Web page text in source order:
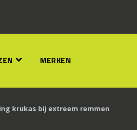
MERKEN
krukas bij extreem remmen